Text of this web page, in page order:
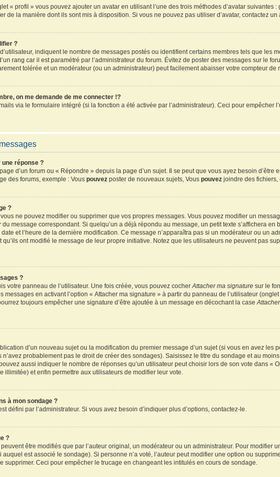
« profil » vous pouvez ajouter un avatar en utilisant l’une des trois méthodes d’avatar suivantes
de la manière dont ils sont mis à disposition. Si vous ne pouvez pas utiliser d’avatar, contactez
?
indiquent le nombre de messages postés ou identifient certains membres tels que les
rang car il est paramétré par l’administrateur du forum. Évitez de poster des messages sur le
tolérée et un modérateur (ou un administrateur) peut facilement abaisser votre compteur de
on me demande de me connecter !?
via le formulaire intégré (si la fonction a été activée par l’administrateur). Ceci pour empêcher
réponse ?
d’un forum ou « Répondre » depuis la page d’un sujet. Il se peut que vous ayez besoin d’être
des forums, exemple : Vouspouvez poster de nouveaux sujets, Vouspouvez joindre des fichiers,
?
ne pouvez modifier ou supprimer que vos propres messages. Vous pouvez modifier un
du message correspondant. Si quelqu’un a déjà répondu au message, un petit texte s’affichera en
et l’heure de la dernière modification. Ce message n’apparaîtra pas si un modérateur ou un
ont modifié le message de leur propre initiative. Notez que les utilisateurs ne peuvent pas
?
votre panneau de l’utilisateur. Une fois créée, vous pouvez cocherAttacher ma signature sur le
messages en activant l’option « Attacher ma signature » à partir du panneau de l’utilisateur
toujours empêcher une signature d’être ajoutée à un message en décochant la case
d’un nouveau sujet ou la modification du premier message d’un sujet (si vous en avez les
probablement pas le droit de créer des sondages). Saisissez le titre du sondage et au
aussi indiquer le nombre de réponses qu’un utilisateur peut choisir lors de son vote dans «
illimitée) et enfin permettre aux utilisateurs de modifier leur vote.
à mon sondage ?
défini par l’administrateur. Si vous avez besoin d’indiquer plus d’options, contactez-le.
?
être modifiés que par l’auteur original, un modérateur ou un administrateur. Pour modifier
est associé le sondage). Si personne n’a voté, l’auteur peut modifier une option ou
supprimer. Ceci pour empêcher le trucage en changeant les intitulés en cours de sondage.